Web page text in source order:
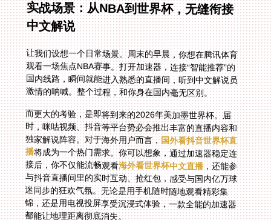
实战场景：从NBA到世界杯，无缝衔接
中文解说
让我们设想一个日常场景。周末的早晨，你想在腾讯体育
观看一场焦点NBA赛事。打开加速器，连接“智能推荐”的
国内线路，瞬间就能进入熟悉的直播间，听到中文解说员
激情的呐喊。整个过程，和你身在国内毫无区别。
而更大的考验，是即将到来的2026年美加墨世界杯。届
时，咪咕视频、抖音等平台势必会推出丰富的直播内容和
独家解说阵容。对于海外用户而言， 国外看抖音世界杯直
播将成为一个热门需求。你可以想象，通过加速器稳定连
接后，你不仅能流畅观看海外看世界杯中文直播，还能参
与抖音直播间里的实时互动、抢红包，感受与国内亿万球
迷同步的狂欢气氛。无论是用手机随时随地观看精彩集
锦，还是用电视投屏享受沉浸式体验，一款全能的加速器
都能让地理距离彻底消失。